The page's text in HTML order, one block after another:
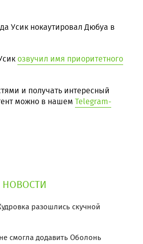
Усик нокаутировал Дюбуа в
озвучил имя приоритетного
и получать интересный
можно в нашем Telegram-
разошлись скучной
смогла додавить Оболонь